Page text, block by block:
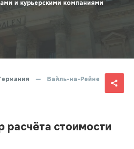
и курьерскими компаниями
— Вайль-на-Рейне
расчёта стоимости